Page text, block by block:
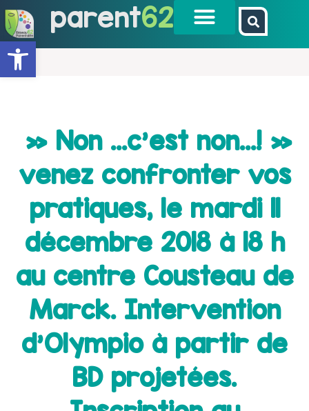
Ouvrir la barre d’outils
parent62
» Non …c’est non…! »
venez confronter vos
pratiques, le mardi 11
décembre 2018 à 18 h
au centre Cousteau de
Marck. Intervention
d’Olympio à partir de
BD projetées.